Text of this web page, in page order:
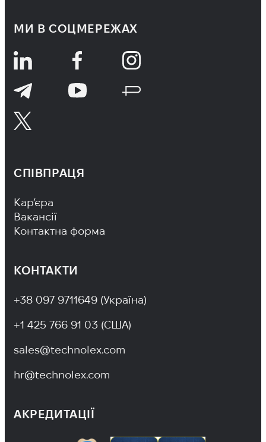
МИ В СОЦМЕРЕЖАХ
СПІВПРАЦЯ
Footer Navigation
Кар’єра
Вакансії
Контактна форма
КОНТАКТИ
+38 097 9711649 (Україна)
+1 425 766 91 03 (США)
sales@technolex.com
hr@technolex.com
АКРЕДИТАЦІЇ